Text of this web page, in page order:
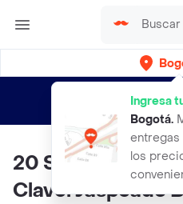
Ingresa
Bogotá.
entregas
los
envíos gratis por
20 Semillas
Clavel Jaspeado